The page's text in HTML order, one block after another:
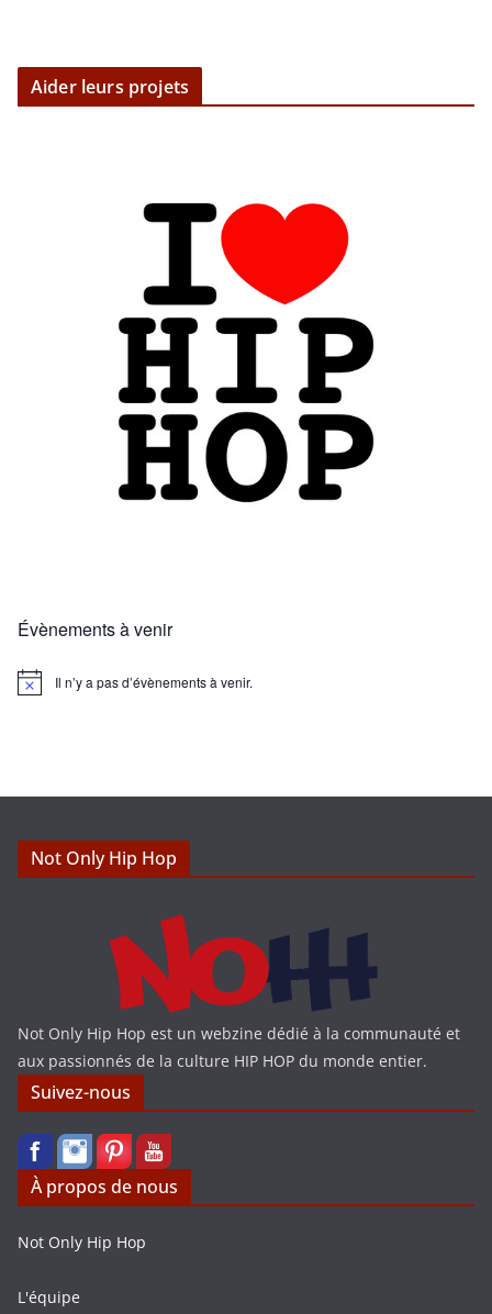
Aider leurs projets
Évènements à venir
N
Il n’y a pas d’évènements à venir.
Not Only Hip Hop
Not Only Hip Hop est un webzine dédié à la communauté et
aux passionnés de la culture HIP HOP du monde entier.
Suivez-nous
À propos de nous
Not Only Hip Hop
L'équipe